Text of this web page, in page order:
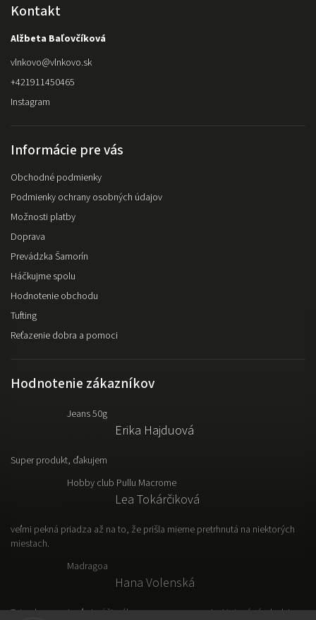
Kontakt
Alžbeta Baľovčíková
vlnkovo@vlnkovo.sk
+421911450465
Instagram
Informácie pre vás
Obchodné podmienky
Podmienky ochrany osobných údajov
Možnosti platby
Doprava
Prevádzka Šamorín
Háčkujme spolu
Hodnotenie obchodu
Tufting
Reťazenie dobra a pomoci
Hodnotenie zákazníkov
Jeans 50g
Erika Hajduová
Super produkt, ďakujem
Hobby club Pullu Macrome
Lea Tokárčiková
veľmi pekná priadza až na to, že prišla mierne pretrhnutá na niektorých
miestach.
Madragoa
Hana Volenská
Tato vlna sa mi veľmi páči, výborne sa s nou pracuje. Hotový výrobok je